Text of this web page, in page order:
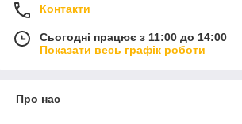
Контакти
Сьогодні працює з 11:00 до 14:00
Показати весь графік роботи
Про нас